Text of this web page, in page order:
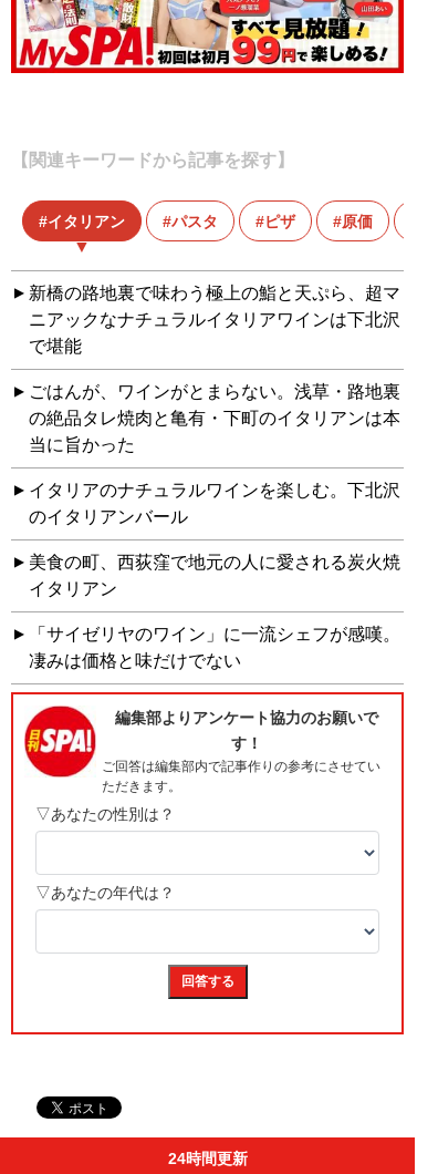
【関連キーワードから記事を探す】
イタリアン パスタ ピザ 原価
新橋の路地裏で味わう極上の鮨と天ぷら、超マ
ニアックなナチュラルイタリアワインは下北沢
で堪能
ごはんが、ワインがとまらない。浅草・路地裏
の絶品タレ焼肉と亀有・下町のイタリアンは本
当に旨かった
イタリアのナチュラルワインを楽しむ。下北沢
のイタリアンバール
美食の町、西荻窪で地元の人に愛される炭火焼
イタリアン
「サイゼリヤのワイン」に一流シェフが感嘆。
凄みは価格と味だけでない
24時間更新